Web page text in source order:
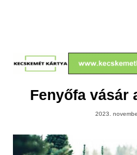
Fenyőfa vásár
2023.